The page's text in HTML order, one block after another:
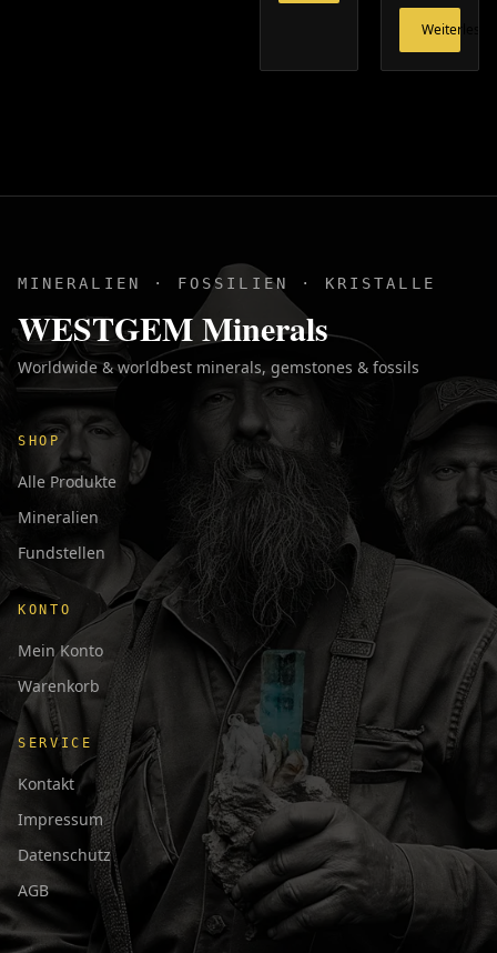
Weiterlesen
MINERALIEN · FOSSILIEN · KRISTALLE
WESTGEM Minerals
Worldwide & worldbest minerals, gemstones & fossils
SHOP
Alle Produkte
Mineralien
Fundstellen
KONTO
Mein Konto
Warenkorb
SERVICE
Kontakt
Impressum
Datenschutz
AGB
日本語